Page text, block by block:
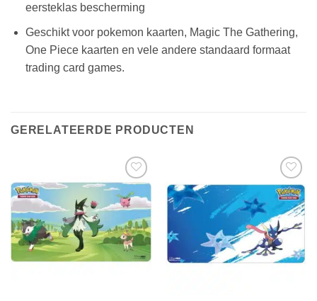
eersteklas bescherming
Geschikt voor pokemon kaarten, Magic The Gathering,
One Piece kaarten en vele andere standaard formaat
trading card games.
GERELATEERDE PRODUCTEN